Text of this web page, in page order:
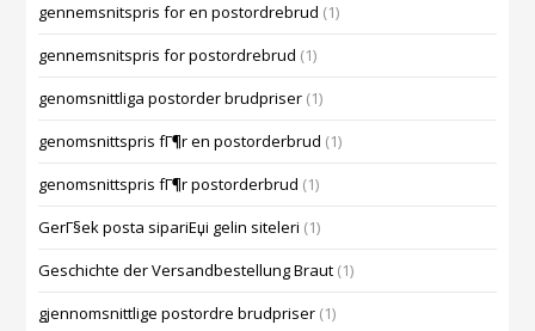
gennemsnitspris for en postordrebrud (1)
gennemsnitspris for postordrebrud (1)
genomsnittliga postorder brudpriser (1)
genomsnittspris fГ¶r en postorderbrud (1)
genomsnittspris fГ¶r postorderbrud (1)
GerГ§ek posta sipariЕџi gelin siteleri (1)
Geschichte der Versandbestellung Braut (1)
gjennomsnittlige postordre brudpriser (1)